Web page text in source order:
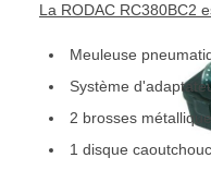
La RODAC RC380BC2
Meuleuse
Système
2 brosses
1 disque